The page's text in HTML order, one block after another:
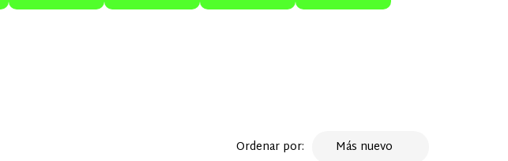
Ordenar por: